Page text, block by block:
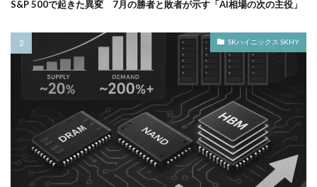
S&P 500で起きた異変 7月の勝者と敗者が示す「AI相場の次の主役」
SKハイニックス SKHY